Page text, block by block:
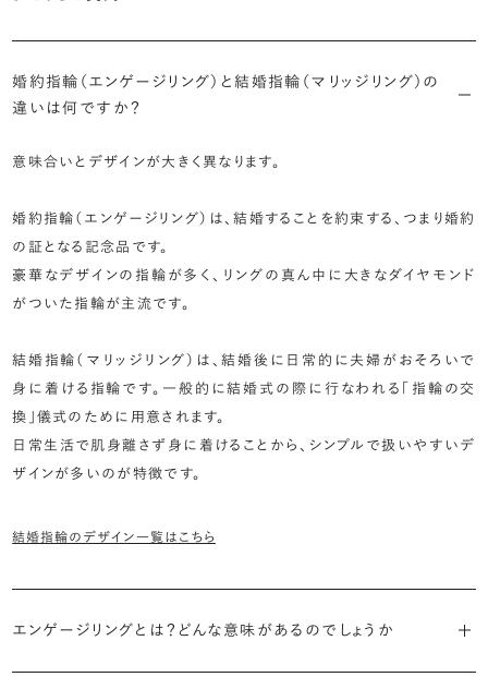
婚約指輪（エンゲージリング）と結婚指輪（マリッジリング）の
違いは何ですか？
意味合いとデザインが大きく異なります。
婚約指輪（エンゲージリング）は、結婚することを約束する、つまり婚約
の証となる記念品です。
豪華なデザインの指輪が多く、リングの真ん中に大きなダイヤモンド
がついた指輪が主流です。
結婚指輪（マリッジリング）は、結婚後に日常的に夫婦がおそろいで
身に着ける指輪です。一般的に結婚式の際に行なわれる「指輪の交
換」儀式のために用意されます。
日常生活で肌身離さず身に着けることから、シンプルで扱いやすいデ
ザインが多いのが特徴です。
結婚指輪のデザイン一覧はこちら
エンゲージリングとは？どんな意味があるのでしょうか